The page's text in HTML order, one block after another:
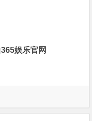
365娱乐官网